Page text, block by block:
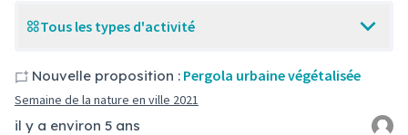
Tous les types d'activité
il y a environ 5 ans
Nouvelle proposition : Pergola urbaine végétalisée
Semaine de la nature en ville 2021